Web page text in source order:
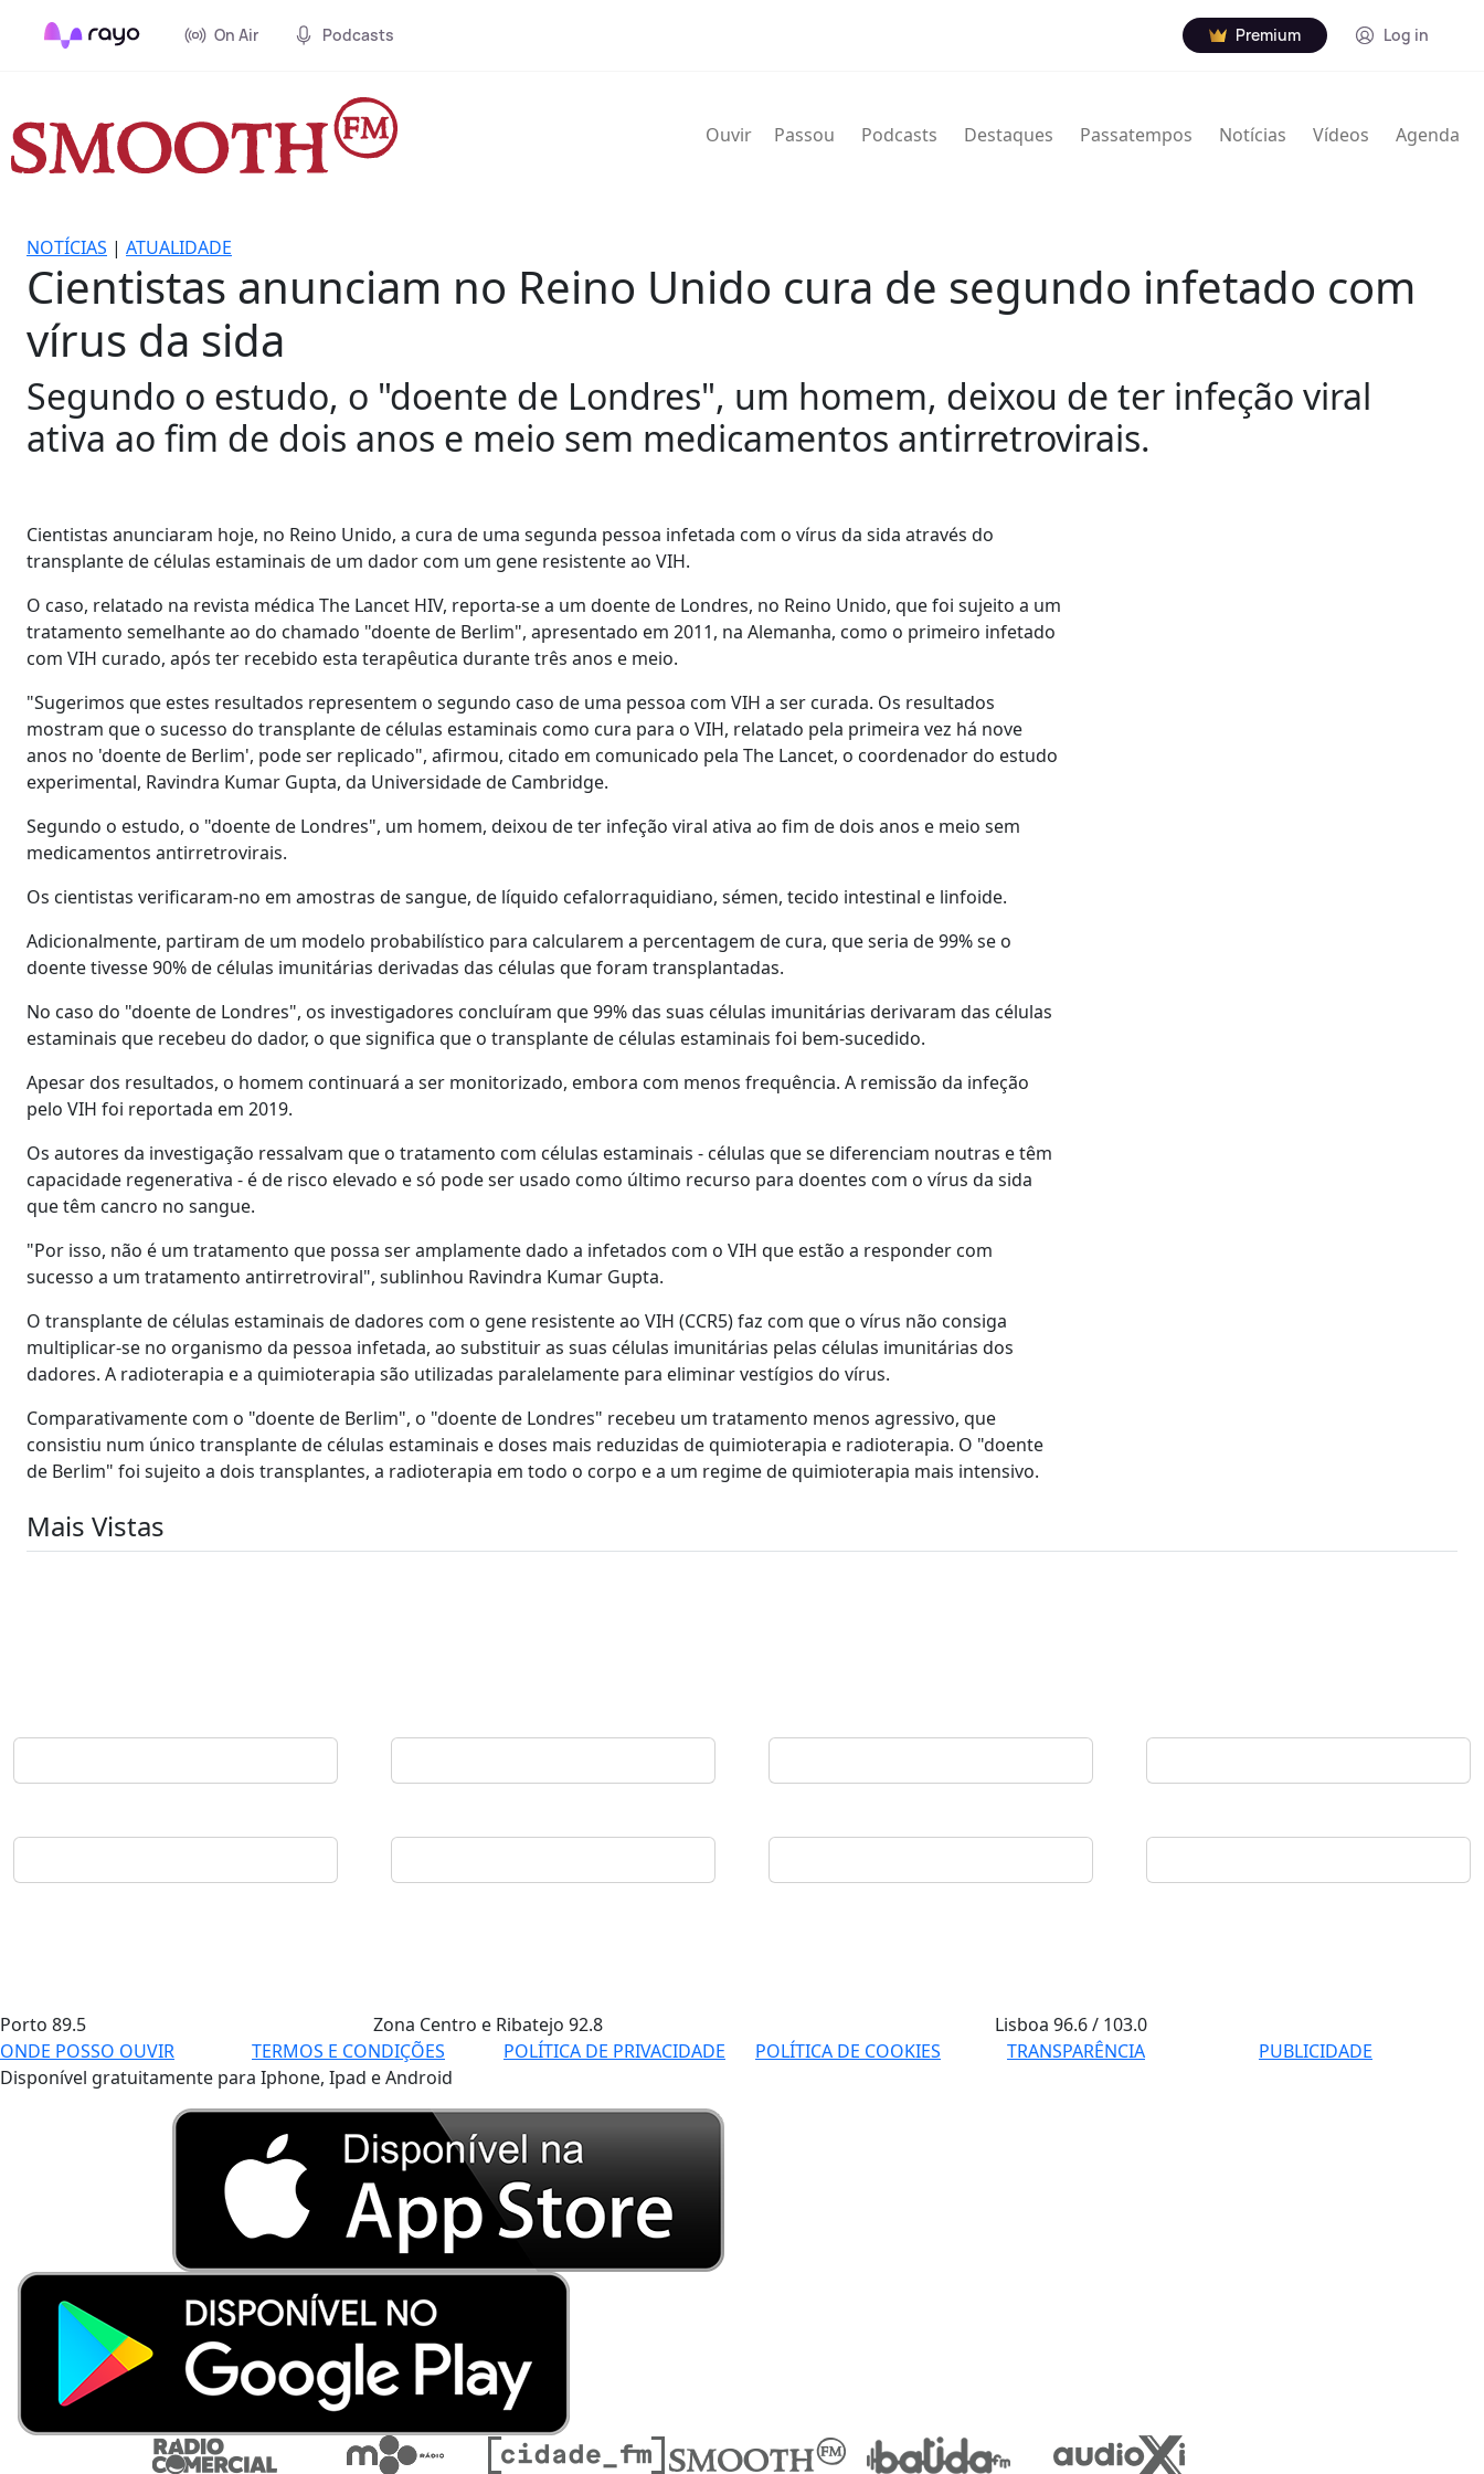
On Air Podcasts Premium Log in
Ouvir Passou Podcasts Destaques Passatempos Notícias Vídeos Agenda
NOTÍCIAS | ATUALIDADE
Cientistas anunciam no Reino Unido cura de segundo infetado com
vírus da sida
Segundo o estudo, o "doente de Londres", um homem, deixou de ter infeção viral
ativa ao fim de dois anos e meio sem medicamentos antirretrovirais.
Cientistas anunciaram hoje, no Reino Unido, a cura de uma segunda pessoa infetada com o vírus da sida através do
transplante de células estaminais de um dador com um gene resistente ao VIH.
O caso, relatado na revista médica The Lancet HIV, reporta-se a um doente de Londres, no Reino Unido, que foi sujeito a um
tratamento semelhante ao do chamado "doente de Berlim", apresentado em 2011, na Alemanha, como o primeiro infetado
com VIH curado, após ter recebido esta terapêutica durante três anos e meio.
"Sugerimos que estes resultados representem o segundo caso de uma pessoa com VIH a ser curada. Os resultados
mostram que o sucesso do transplante de células estaminais como cura para o VIH, relatado pela primeira vez há nove
anos no 'doente de Berlim', pode ser replicado", afirmou, citado em comunicado pela The Lancet, o coordenador do estudo
experimental, Ravindra Kumar Gupta, da Universidade de Cambridge.
Segundo o estudo, o "doente de Londres", um homem, deixou de ter infeção viral ativa ao fim de dois anos e meio sem
medicamentos antirretrovirais.
Os cientistas verificaram-no em amostras de sangue, de líquido cefalorraquidiano, sémen, tecido intestinal e linfoide.
Adicionalmente, partiram de um modelo probabilístico para calcularem a percentagem de cura, que seria de 99% se o
doente tivesse 90% de células imunitárias derivadas das células que foram transplantadas.
No caso do "doente de Londres", os investigadores concluíram que 99% das suas células imunitárias derivaram das células
estaminais que recebeu do dador, o que significa que o transplante de células estaminais foi bem-sucedido.
Apesar dos resultados, o homem continuará a ser monitorizado, embora com menos frequência. A remissão da infeção
pelo VIH foi reportada em 2019.
Os autores da investigação ressalvam que o tratamento com células estaminais - células que se diferenciam noutras e têm
capacidade regenerativa - é de risco elevado e só pode ser usado como último recurso para doentes com o vírus da sida
que têm cancro no sangue.
"Por isso, não é um tratamento que possa ser amplamente dado a infetados com o VIH que estão a responder com
sucesso a um tratamento antirretroviral", sublinhou Ravindra Kumar Gupta.
O transplante de células estaminais de dadores com o gene resistente ao VIH (CCR5) faz com que o vírus não consiga
multiplicar-se no organismo da pessoa infetada, ao substituir as suas células imunitárias pelas células imunitárias dos
dadores. A radioterapia e a quimioterapia são utilizadas paralelamente para eliminar vestígios do vírus.
Comparativamente com o "doente de Berlim", o "doente de Londres" recebeu um tratamento menos agressivo, que
consistiu num único transplante de células estaminais e doses mais reduzidas de quimioterapia e radioterapia. O "doente
de Berlim" foi sujeito a dois transplantes, a radioterapia em todo o corpo e a um regime de quimioterapia mais intensivo.
Mais Vistas
Porto 89.5 Zona Centro e Ribatejo 92.8 Lisboa96.6 / 103.0
ONDE POSSO OUVIR
TERMOS E CONDIÇÕES POLÍTICA DE PRIVACIDADE POLÍTICA DE COOKIES TRANSPARÊNCIA
PUBLICIDADE
Disponível gratuitamente para Iphone, Ipad e Android